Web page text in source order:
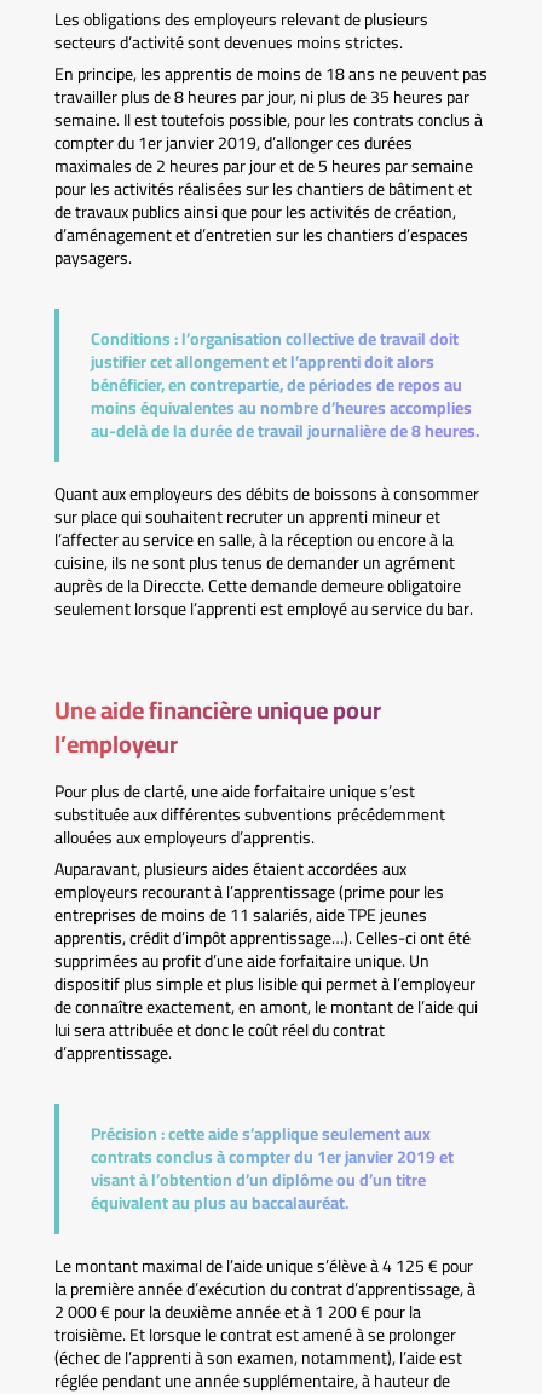
Les obligations des employeurs relevant de plusieurs
secteurs d’activité sont devenues moins strictes.
En principe, les apprentis de moins de 18 ans ne peuvent pas
travailler plus de 8 heures par jour, ni plus de 35 heures par
semaine. Il est toutefois possible, pour les contrats conclus à
compter du 1er janvier 2019, d’allonger ces durées
maximales de 2 heures par jour et de 5 heures par semaine
pour les activités réalisées sur les chantiers de bâtiment et
de travaux publics ainsi que pour les activités de création,
d’aménagement et d’entretien sur les chantiers d’espaces
paysagers.
Conditions :l’organisation collective de travail doit
justifier cet allongement et l’apprenti doit alors
bénéficier, en contrepartie, de périodes de repos au
moins équivalentes au nombre d’heures accomplies
au-delà de la durée de travail journalière de 8 heures.
Quant aux employeurs des débits de boissons à consommer
sur place qui souhaitent recruter un apprenti mineur et
l’affecter au service en salle, à la réception ou encore à la
cuisine, ils ne sont plus tenus de demander un agrément
auprès de la Direccte. Cette demande demeure obligatoire
seulement lorsque l’apprenti est employé au service du bar.
Une aide financière unique pour
l’employeur
Pour plus de clarté, une aide forfaitaire unique s’est
substituée aux différentes subventions précédemment
allouées aux employeurs d’apprentis.
Auparavant, plusieurs aides étaient accordées aux
employeurs recourant à l’apprentissage (prime pour les
entreprises de moins de 11 salariés, aide TPE jeunes
apprentis, crédit d’impôt apprentissage…). Celles-ci ont été
supprimées au profit d’une aide forfaitaire unique. Un
dispositif plus simple et plus lisible qui permet à l’employeur
de connaître exactement, en amont, le montant de l’aide qui
lui sera attribuée et donc le coût réel du contrat
d’apprentissage.
Précision :cette aide s’applique seulement aux
contrats conclus à compter du 1er janvier 2019 et
visant à l’obtention d’un diplôme ou d’un titre
équivalent au plus au baccalauréat.
Le montant maximal de l’aide unique s’élève à 4 125 € pour
la première année d’exécution du contrat d’apprentissage, à
2 000 € pour la deuxième année et à 1 200 € pour la
troisième. Et lorsque le contrat est amené à se prolonger
(échec de l’apprenti à son examen, notamment), l’aide est
réglée pendant une année supplémentaire, à hauteur de